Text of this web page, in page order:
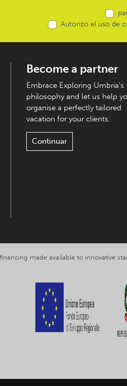
Autorizo el uso de
Become a partner
Embrace Exploring Umbria's
philosophy and let us help
organise a perfectly tailored
vacation for your clients.
Continuar
made available to innovative